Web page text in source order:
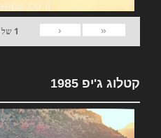
«
‹
1 של
קטלוג ג'יפ 1985